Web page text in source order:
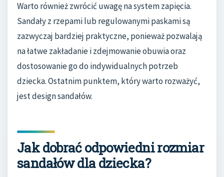
Warto również zwrócić uwagę na system zapięcia.
Sandały z rzepami lub regulowanymi paskami są
zazwyczaj bardziej praktyczne, ponieważ pozwalają
na łatwe zakładanie i zdejmowanie obuwia oraz
dostosowanie go do indywidualnych potrzeb
dziecka. Ostatnim punktem, który warto rozważyć,
jest design sandałów.
Jak dobrać odpowiedni rozmiar
sandałów dla dziecka?